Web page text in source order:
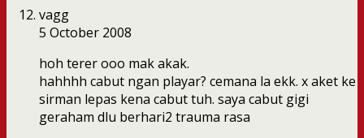
vagg
5 October 2008
hoh terer ooo mak akak.
hahhhh cabut ngan playar? cemana la ekk. x aket ke
sirman lepas kena cabut tuh. saya cabut gigi
geraham dlu berhari2 trauma rasa